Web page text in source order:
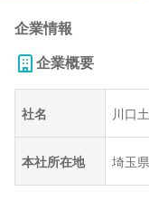
企業情報
企業概要
社名 川口
本社所在地 埼玉